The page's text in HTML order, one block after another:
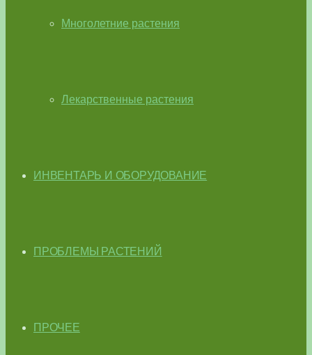
Многолетние растения
Лекарственные растения
ИНВЕНТАРЬ И ОБОРУДОВАНИЕ
ПРОБЛЕМЫ РАСТЕНИЙ
ПРОЧЕЕ